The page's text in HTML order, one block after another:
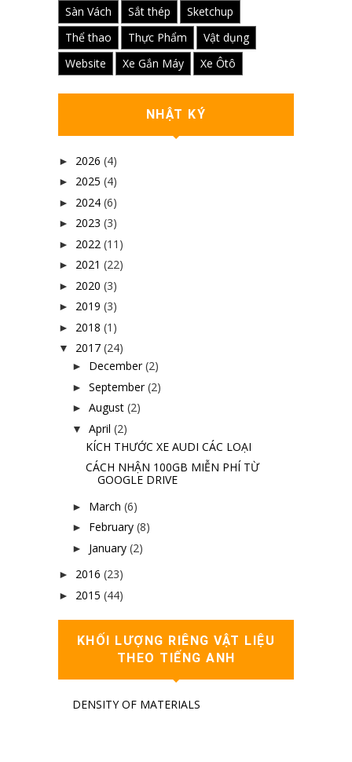
Sàn Vách
Sắt thép
Sketchup
Thể thao
Thực Phẩm
Vật dụng
Website
Xe Gắn Máy Xe Ôtô
NHẬT KÝ
► 2026 (4)
► 2025 (4)
► 2024 (6)
► 2023 (3)
► 2022 (11)
► 2021 (22)
► 2020 (3)
► 2019 (3)
► 2018 (1)
▼ 2017 (24)
► December (2)
► September (2)
► August (2)
▼ April (2)
KÍCH THƯỚC XE AUDI CÁC LOẠI
CÁCH NHẬN 100GB MIỄN PHÍ TỪ
GOOGLE DRIVE
► March (6)
► February (8)
► January (2)
► 2016 (23)
► 2015 (44)
KHỐI LƯỢNG RIÊNG VẬT LIỆU
THEO TIẾNG ANH
DENSITY OF MATERIALS